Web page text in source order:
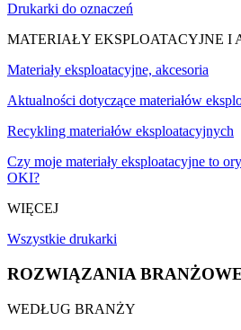
Drukarki do oznaczeń
MATERIAŁY EKSPLOATACYJNE I
Materiały eksploatacyjne, akcesoria
Aktualności dotyczące materiałów
Recykling materiałów eksploatacyjnych
Czy moje materiały eksploatacyjne to
OKI?
WIĘCEJ
Wszystkie drukarki
ROZWIĄZANIA
WEDŁUG BRANŻY